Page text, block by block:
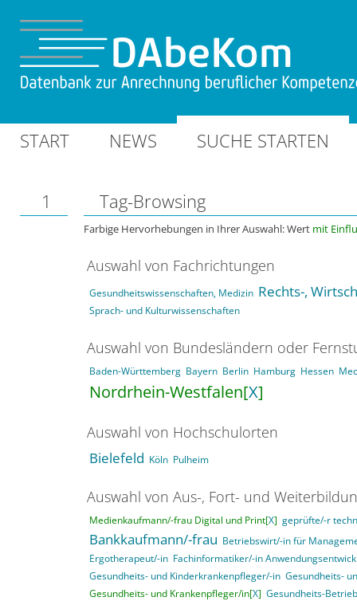
START NEWS SUCHE STARTEN
1 Tag-Browsing
Farbige Hervorhebungen in Ihrer Auswahl: Wert mit
Auswahl von Fachrichtungen
Gesundheitswissenschaften, Medizin Rechts-,
Sprach- und Kulturwissenschaften
Auswahl von Bundesländern oder
Baden-Württemberg Bayern Berlin Hamburg Hessen
Nordrhein-Westfalen[X]
Auswahl von Hochschulorten
Bielefeld Köln Pulheim
Auswahl von Aus-, Fort- und
Medienkaufmann/-frau Digital und Print[X] geprüfte/-r
Bankkaufmann/-frau Betriebswirt/-in für
Ergotherapeut/-in Fachinformatiker/-in
Gesundheits- und Kinderkrankenpfleger/-in Gesundheits-
Gesundheits- und Krankenpfleger/in[X] Gesundheits-